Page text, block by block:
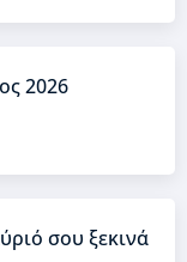
2026
σου ξεκινά